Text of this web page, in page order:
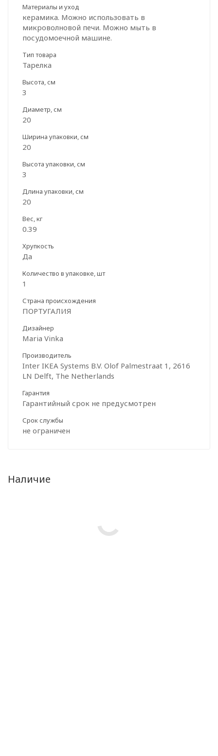
Материалы и уход
керамика. Можно использовать в
микроволновой печи. Можно мыть в
посудомоечной машине.
Тип товара
Тарелка
Высота, см
3
Диаметр, см
20
Ширина упаковки, см
20
Высота упаковки, см
3
Длина упаковки, см
20
Вес, кг
0.39
Хрупкость
Да
Количество в упаковке, шт
1
Страна происхождения
ПОРТУГАЛИЯ
Дизайнер
Maria Vinka
Производитель
Inter IKEA Systems B.V. Olof Palmestraat 1, 2616
LN Delft, The Netherlands
Гарантия
Гарантийный срок не предусмотрен
Срок службы
не ограничен
Наличие